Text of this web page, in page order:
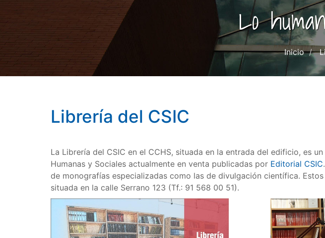
Lo
Inicio
Librería del CSIC
La Librería del CSIC en el CCHS, situada en la entrada del edificio, es
Humanas y Sociales actualmente en venta publicadas por Editorial CSIC
de monografías especializadas como las de divulgación científica.
situada en la calle Serrano 123 (Tf.: 91 568 00 51).